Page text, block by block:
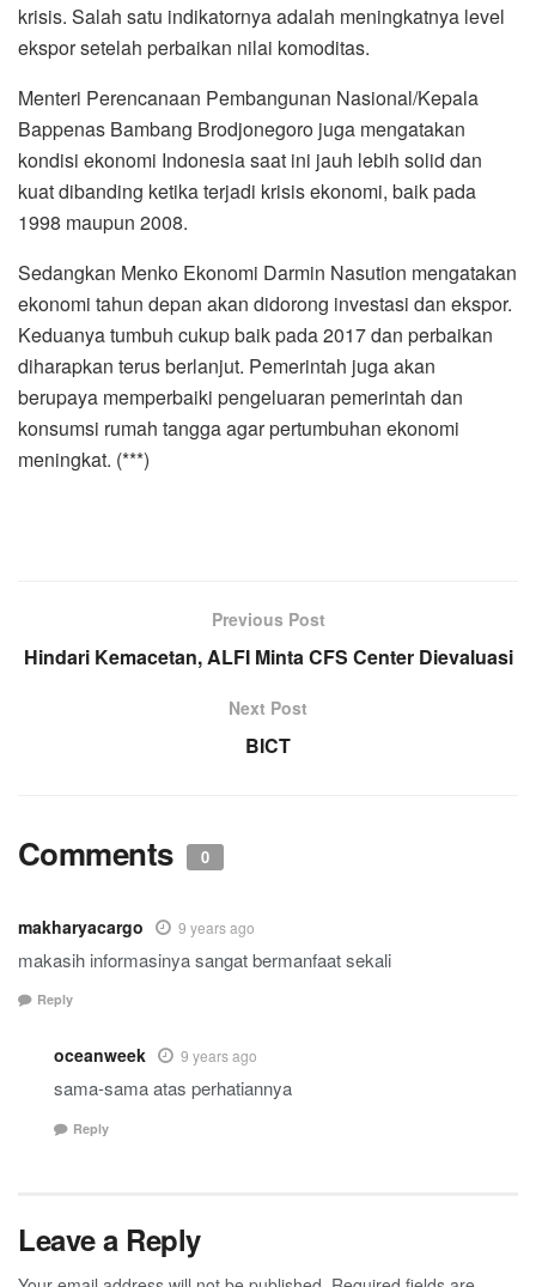
krisis. Salah satu indikatornya adalah meningkatnya level
ekspor setelah perbaikan nilai komoditas.
Menteri Perencanaan Pembangunan Nasional/Kepala
Bappenas Bambang Brodjonegoro juga mengatakan
kondisi ekonomi Indonesia saat ini jauh lebih solid dan
kuat dibanding ketika terjadi krisis ekonomi, baik pada
1998 maupun 2008.
Sedangkan Menko Ekonomi Darmin Nasution mengatakan
ekonomi tahun depan akan didorong investasi dan ekspor.
Keduanya tumbuh cukup baik pada 2017 dan perbaikan
diharapkan terus berlanjut. Pemerintah juga akan
berupaya memperbaiki pengeluaran pemerintah dan
konsumsi rumah tangga agar pertumbuhan ekonomi
meningkat. (***)
Previous Post
Hindari Kemacetan, ALFI Minta CFS Center Dievaluasi
Next Post
BICT
Comments 0
makharyacargo 9 years ago
makasih informasinya sangat bermanfaat sekali
Reply
oceanweek 9 years ago
sama-sama atas perhatiannya
Reply
Leave a Reply